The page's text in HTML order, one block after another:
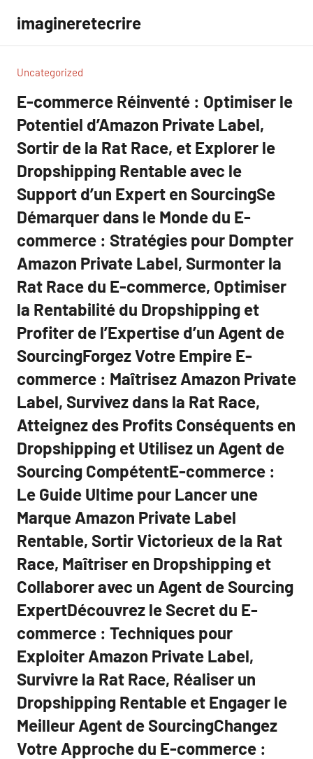
contenu
imagineretecrire
Uncategorized
E-commerce Réinventé : Optimiser le
Potentiel d’Amazon Private Label,
Sortir de la Rat Race, et Explorer le
Dropshipping Rentable avec le
Support d’un Expert en SourcingSe
Démarquer dans le Monde du E-
commerce : Stratégies pour Dompter
Amazon Private Label, Surmonter la
Rat Race du E-commerce, Optimiser
la Rentabilité du Dropshipping et
Profiter de l’Expertise d’un Agent de
SourcingForgez Votre Empire E-
commerce : Maîtrisez Amazon Private
Label, Survivez dans la Rat Race,
Atteignez des Profits Conséquents en
Dropshipping et Utilisez un Agent de
Sourcing CompétentE-commerce :
Le Guide Ultime pour Lancer une
Marque Amazon Private Label
Rentable, Sortir Victorieux de la Rat
Race, Maîtriser en Dropshipping et
Collaborer avec un Agent de Sourcing
ExpertDécouvrez le Secret du E-
commerce : Techniques pour
Exploiter Amazon Private Label,
Survivre la Rat Race, Réaliser un
Dropshipping Rentable et Engager le
Meilleur Agent de SourcingChangez
Votre Approche du E-commerce :